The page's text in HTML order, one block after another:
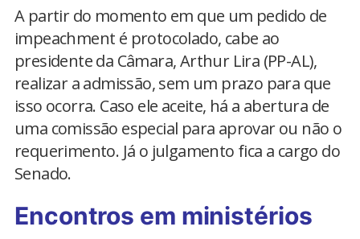
A partir do momento em que um pedido de
impeachment é protocolado, cabe ao
presidente da Câmara, Arthur Lira (PP-AL),
realizar a admissão, sem um prazo para que
isso ocorra. Caso ele aceite, há a abertura de
uma comissão especial para aprovar ou não o
requerimento. Já o julgamento fica a cargo do
Senado.
Encontros em ministérios